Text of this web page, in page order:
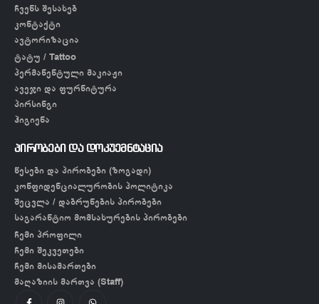
ჩვენს შესახებ
კონტაქტი
ავტორიზაცია
ტატუ / Tattoo
პერმანენტული მაკიაჟი
ავეჯი და ფურნიტურა
პირსინგი
ჰიგიენა
პირობები და დოკუემნტაცია
წესები და პირობები (ზოგადი)
კონფიდენციალურობის პოლიტიკა
შეცვლა / დაბრუნების პირობები
საგარანტიო მომსახურების პირობები
ჩემი პროფილი
ჩემი შეკვეთები
ჩემი მისამართები
მაღაზიის მართვა (Staff)